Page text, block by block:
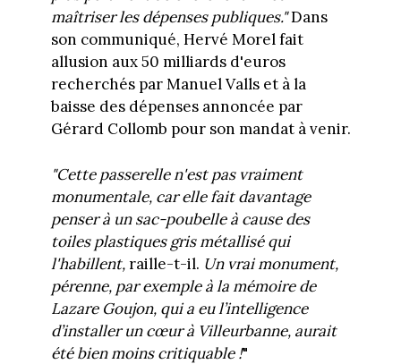
maîtriser les dépenses publiques."Dans
son communiqué, Hervé Morel fait
allusion aux 50 milliards d'euros
recherchés par Manuel Valls et à la
baisse des dépenses annoncée par
Gérard Collomb pour son mandat à venir.
"Cette passerelle n'est pas vraiment
monumentale, car elle fait davantage
penser à un sac-poubelle à cause des
toiles plastiques gris métallisé qui
l'habillent,raille-t-il. Un vrai monument,
pérenne, par exemple à la mémoire de
Lazare Goujon, qui a eu l’intelligence
d’installer un cœur à Villeurbanne, aurait
été bien moins critiquable !"